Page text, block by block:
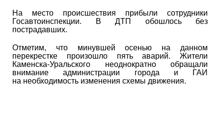
На место происшествия прибыли сотрудники
Госавтоинспекции. В ДТП обошлось без
пострадавших.
Отметим, что минувшей осенью на данном
перекрестке произошло пять аварий. Жители
Каменска-Уральского неоднократно обращали
внимание администрации города и ГАИ
на необходимость изменения схемы движения.